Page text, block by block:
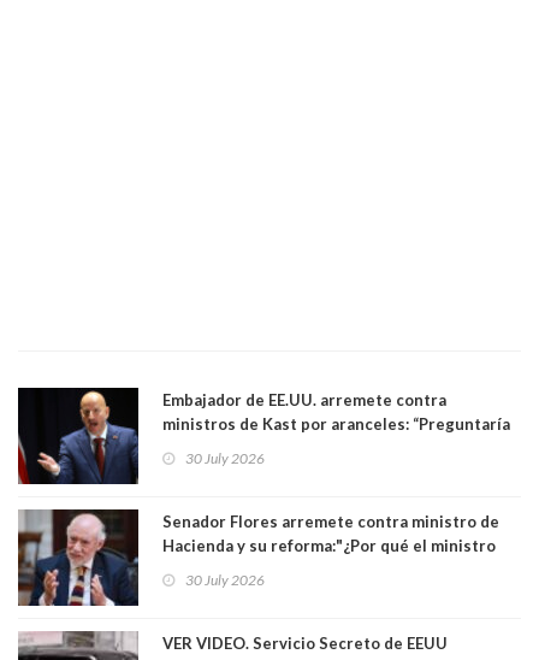
Embajador de EE.UU. arremete contra
ministros de Kast por aranceles: “Preguntaría
Yo diría que no”
30 July 2026
Senador Flores arremete contra ministro de
Hacienda y su reforma:"¿Por qué el ministro
más ricos, pasándole la aplanadora a los
30 July 2026
VER VIDEO. Servicio Secreto de EEUU